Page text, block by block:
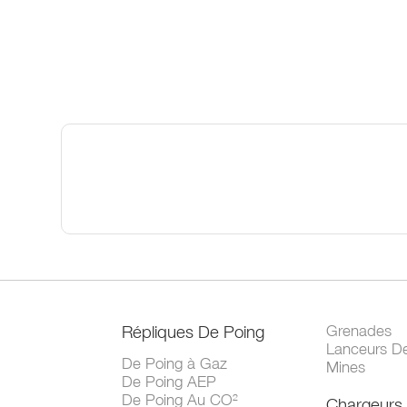
Répliques De Poing
De Poing à Gaz
De Poing AEP
De Poing Au CO²
Grenades
Lanceurs
Mines